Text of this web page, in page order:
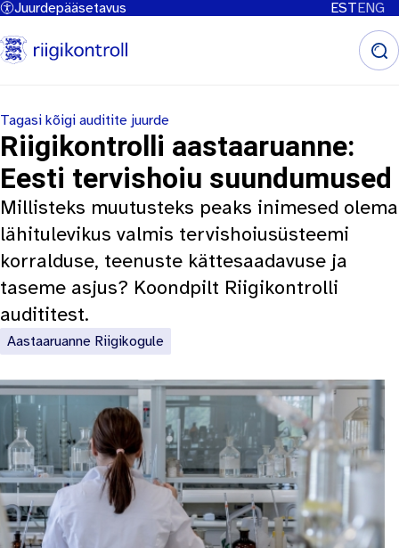
Liigu
põhisisu
juurde
Juurdepääsetavus ESTENG
Tagasi kõigi auditite juurde
Riigikontrolli aastaaruanne:
Eesti tervishoiu suundumused
Millisteks muutusteks peaks inimesed olema
lähitulevikus valmis tervishoiusüsteemi
korralduse, teenuste kättesaadavuse ja
taseme asjus? Koondpilt Riigikontrolli
audititest.
Aastaaruanne Riigikogule